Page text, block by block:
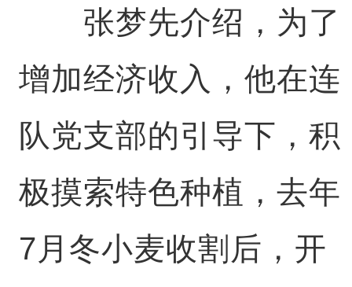
张梦先介绍，为了
增加经济收入，他在连
队党支部的引导下，积
极摸索特色种植，去年
7月冬小麦收割后，开